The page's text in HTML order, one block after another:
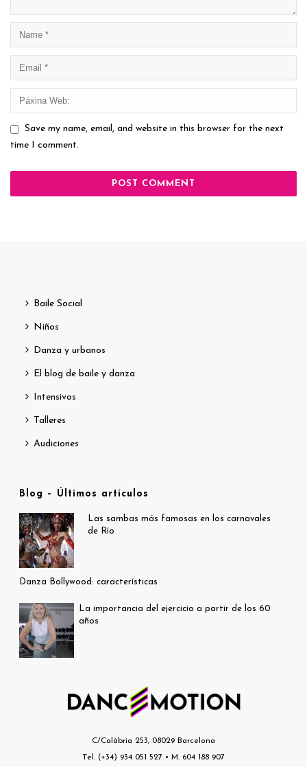
Save my name, email, and website in this browser for the next
time I comment.
Baile Social
Niños
Danza y urbanos
El blog de baile y danza
Intensivos
Talleres
Audiciones
Blog – Últimos artículos
Las sambas más famosas en los carnavales
de Río
Danza Bollywood: características
La importancia del ejercicio a partir de los 60
años
C/Calàbria 253, 08029 Barcelona
Tel. (+34) 934 051 527 • M. 604 188 907